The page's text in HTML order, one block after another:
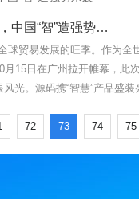
源码惊艳亮相广交会，中国“智”造强势来袭
球贸易发展的旺季。作为全
月15日在广州拉开帷幕，此
风光。源码携“智慧”产品盛
72 73 74 75